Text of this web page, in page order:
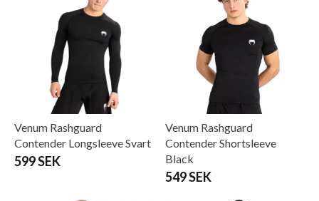
Venum Rashguard
Contender Longsleeve Svart
599 SEK
Venum Rashguard
Contender Shortsleeve
Black
549 SEK